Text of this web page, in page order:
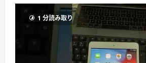
1 分読み取り